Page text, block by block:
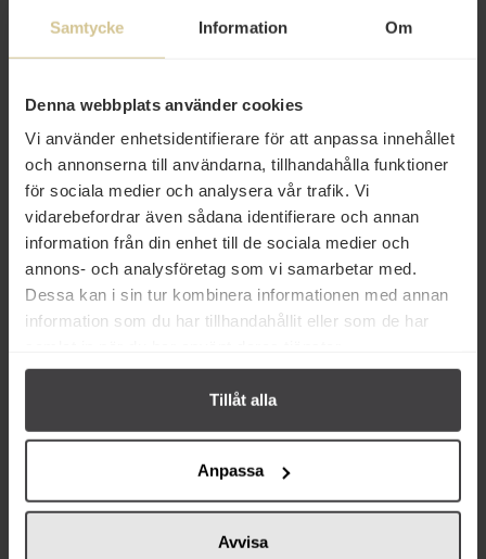
Samtycke Information Om
Denna webbplats använder cookies
Vi använder enhetsidentifierare för att anpassa innehållet
och annonserna till användarna, tillhandahålla funktioner
för sociala medier och analysera vår trafik. Vi
vidarebefordrar även sådana identifierare och annan
information från din enhet till de sociala medier och
annons- och analysföretag som vi samarbetar med.
Dessa kan i sin tur kombinera informationen med annan
information som du har tillhandahållit eller som de har
Tillåt alla
Anpassa
Avvisa
275ml
Köp
Citronlemonad 275ml
Köp
Macario SRL
Köp
21 kr
Macario SRL Iste med Citron
Köp